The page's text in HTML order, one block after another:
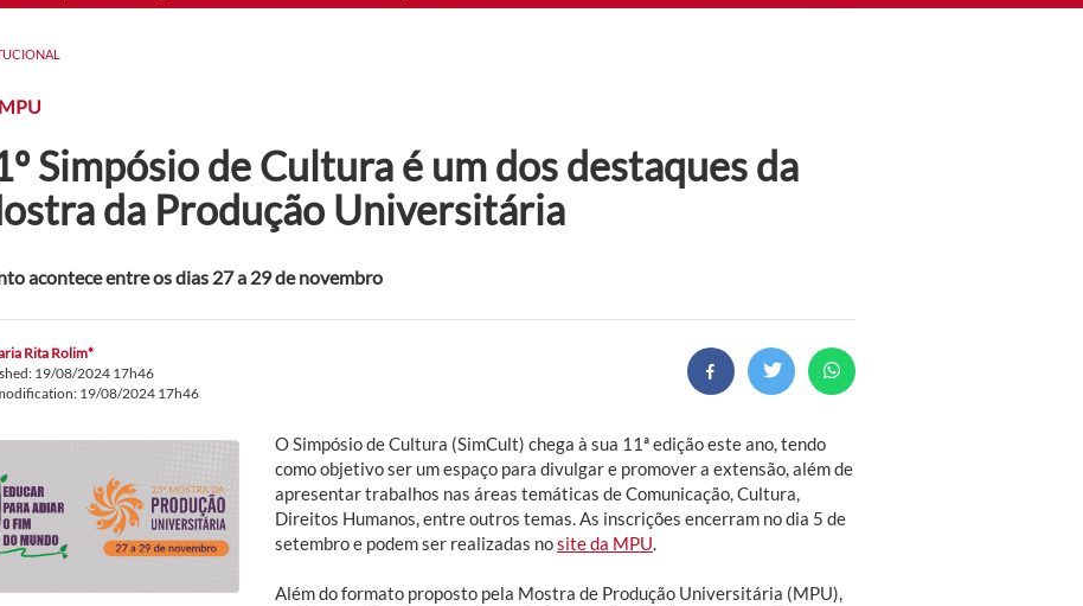
Simpósio de Cultura é um dos destaques da
da Produção Universitária
acontece entre os dias 27 a 29 de novembro
Rita Rolim*
19/08/2024 17h46
19/08/2024 17h46
O Simpósio de Cultura (SimCult) chega à sua 11ª edição este ano, tendo
como objetivo ser um espaço para divulgar e promover a extensão, além de
apresentar trabalhos nas áreas temáticas de Comunicação, Cultura,
Direitos Humanos, entre outros temas. As inscrições encerram no dia 5 de
setembro e podem ser realizadas nosite da MPU
Além do formato proposto pela Mostra de Produção Universitária (MPU),